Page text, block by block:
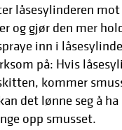
låsesylinderen
og gjør den mer
inn i
på: Hvis
kommer
det lønne seg å
opp smusset.